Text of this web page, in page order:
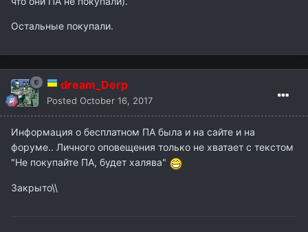
Остальные покупали.
dream_Derp
Posted October 16, 2017
Информация о бесплатном ПА была и на сайте и на
форуме.. Личного оповещения только не хватает с текстом
"Не покупайте ПА, будет халява"
Закрыто\\